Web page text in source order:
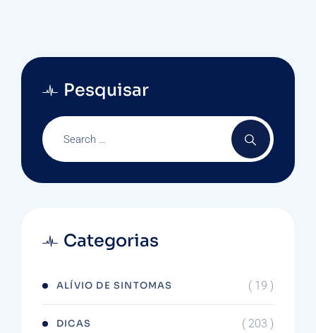
Pesquisar
Categorias
ALÍVIO DE SINTOMAS ( 19 )
DICAS ( 203 )